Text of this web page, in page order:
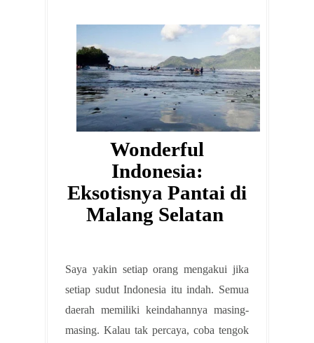
Wonderful
Indonesia:
Eksotisnya Pantai di
Malang Selatan
Saya yakin setiap orang mengakui jika
setiap sudut Indonesia itu indah. Semua
daerah memiliki keindahannya masing-
masing. Kalau tak percaya, coba tengok